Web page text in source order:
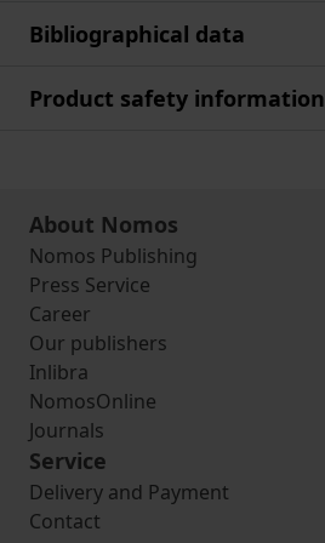
Bibliographical data
Product safety information
About Nomos
Nomos Publishing
Press Service
Career
Our publishers
Inlibra
NomosOnline
Journals
Service
Delivery and Payment
Contact